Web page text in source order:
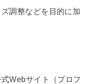
調整などを目的に加
Webサイト（プロフ